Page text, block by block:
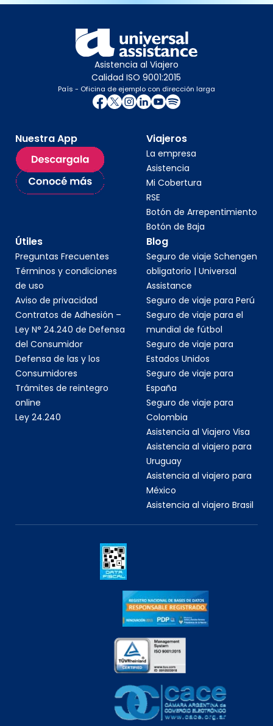
Asistencia al Viajero
Calidad ISO 9001:2015
País - Oficina de ejemplo con dirección larga
Nuestra App Viajeros
La empresa
Asistencia
Mi Cobertura
RSE
Botón de Arrepentimiento
Botón de Baja
Útiles
Preguntas Frecuentes
Términos y condiciones
de uso
Aviso de privacidad
Contratos de Adhesión –
Ley N° 24.240 de Defensa
del Consumidor
Defensa de las y los
Consumidores
Trámites de reintegro
online
Ley 24.240
Blog
Seguro de viaje Schengen
obligatorio | Universal
Assistance
Seguro de viaje para Perú
Seguro de viaje para el
mundial de fútbol
Seguro de viaje para
Estados Unidos
Seguro de viaje para
España
Seguro de viaje para
Colombia
Asistencia al Viajero Visa
Asistencia al viajero para
Uruguay
Asistencia al viajero para
México
Asistencia al viajero Brasil